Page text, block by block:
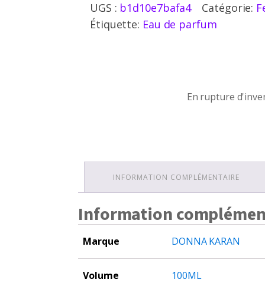
UGS : b1d10e7bafa4 Catégorie:
Étiquette: Eau de parfum
En rupture
INFORMATION COMPLÉMENTAIRE
Information
Marque DONNA KARAN
Volume 100ML